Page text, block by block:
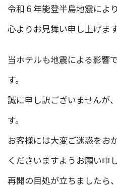
令和６年能登半島地震によ
心よりお見舞い申し上げます
当ホテルも地震による影響
す。
誠に申し訳ございませんが
す。
お客様には大変ご迷惑をお
くださいますようお願い申
再開の目処が立ちましたら